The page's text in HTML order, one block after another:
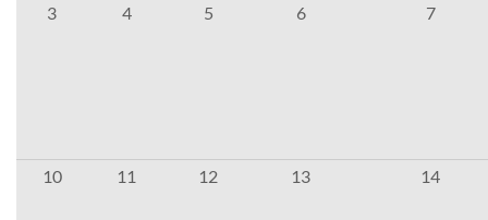
3 4 5 6 7
10 11 12 13 14